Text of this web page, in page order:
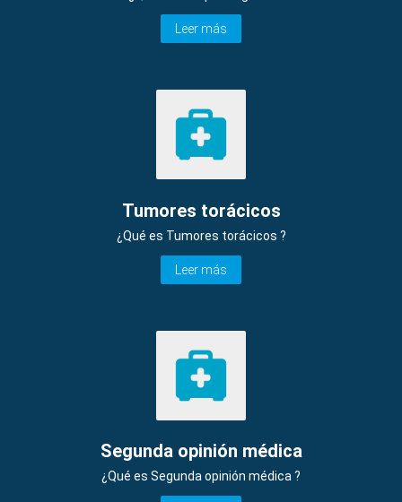
Leer más
Tumores torácicos
¿Qué es Tumores torácicos ?
Leer más
Segunda opinión médica
¿Qué es Segunda opinión médica ?